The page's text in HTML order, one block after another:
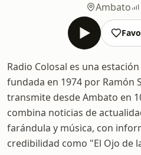
Ambato
Radio Colosal es una
fundada en 1974 por Ramón
transmite desde Ambato en
combina noticias de
farándula y música, con
credibilidad como "El Ojo de